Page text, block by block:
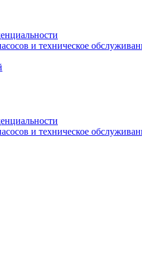
и техническое
и техническое